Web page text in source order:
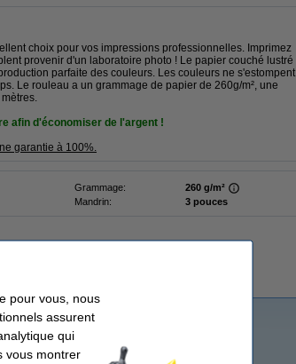
choix pour vos impressions professionnelles. Imprimez
provenir d'un laboratoire photo ! Le papier couché lustré
parfaite des couleurs. Les couleurs ne s'estompent
Le rouleau a un grammage de papier de 260g/m², une
afin d'économiser de l'argent !
garantie à 100%.
Grammage:
260 g/m²
Mandrin: 3 pouces
pour vous, nous
assurent
qui
vous montrer